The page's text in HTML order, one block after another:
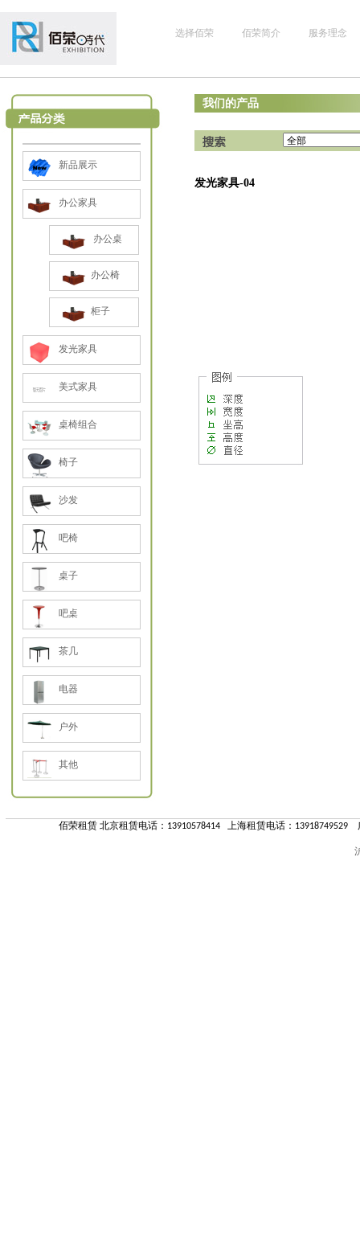
选择佰荣 佰荣简介 服务理念
我们的产品
发光家具-04
新品展示
办公家具
办公桌
办公椅
柜子
发光家具
美式家具
桌椅组合
椅子
沙发
吧椅
桌子
吧桌
茶几
电器
户外
其他
佰荣租赁 北京租赁电话：13910578414 上海租赁电话：